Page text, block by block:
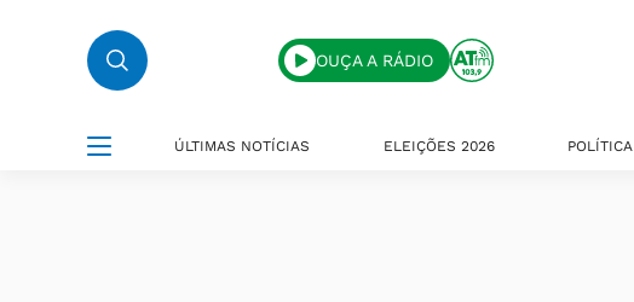
OUÇA A RÁDIO
ÚLTIMAS NOTÍCIAS ELEIÇÕES 2026 POLÍTICA